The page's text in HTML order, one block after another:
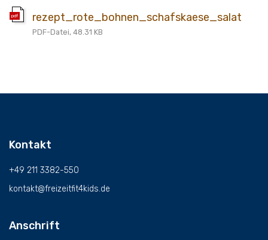
pdf rezept_rote_bohnen_schafskaese_salat
PDF-Datei, 48.31 KB
Kontakt
+49 211 3382-550
kontakt@freizeitfit4kids.de
Anschrift